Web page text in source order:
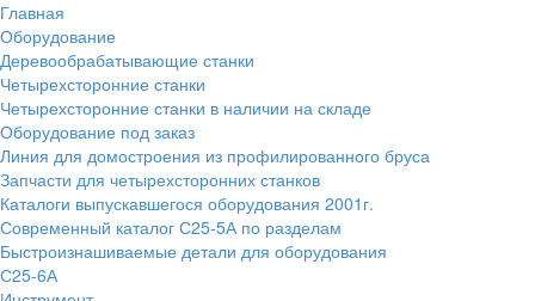
Главная
Оборудование
Деревообрабатывающие станки
Четырехсторонние станки
Четырехсторонние станки в наличии на складе
Оборудование под заказ
Линия для домостроения из профилированного бруса
Запчасти для четырехсторонних станков
Каталоги выпускавшегося оборудования 2001г.
Современный каталог С25-5А по разделам
Быстроизнашиваемые детали для оборудования
С25-6А